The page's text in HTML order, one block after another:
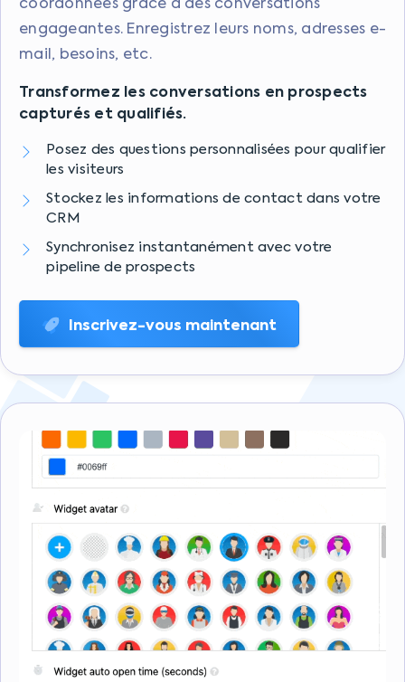
coordonnées grâce à des conversations
engageantes. Enregistrez leurs noms, adresses e-
mail, besoins, etc.
Transformez les conversations en prospects
capturés et qualifiés.
Posez des questions personnalisées pour qualifier
les visiteurs
Stockez les informations de contact dans votre
CRM
Synchronisez instantanément avec votre
pipeline de prospects
Inscrivez-vous maintenant